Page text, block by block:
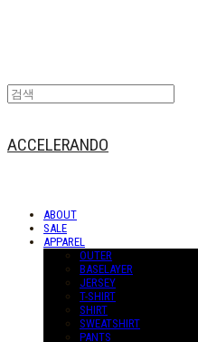
ACCELERANDO
ABOUT
SALE
APPAREL
OUTER
BASELAYER
JERSEY
T-SHIRT
SHIRT
SWEATSHIRT
PANTS